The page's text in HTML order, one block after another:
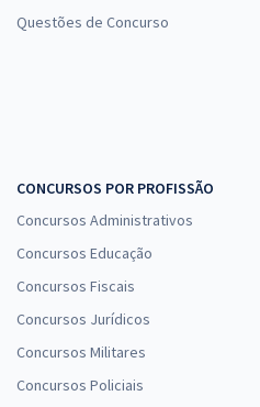
Questões de Concurso
CONCURSOS POR PROFISSÃO
Concursos Administrativos
Concursos Educação
Concursos Fiscais
Concursos Jurídicos
Concursos Militares
Concursos Policiais